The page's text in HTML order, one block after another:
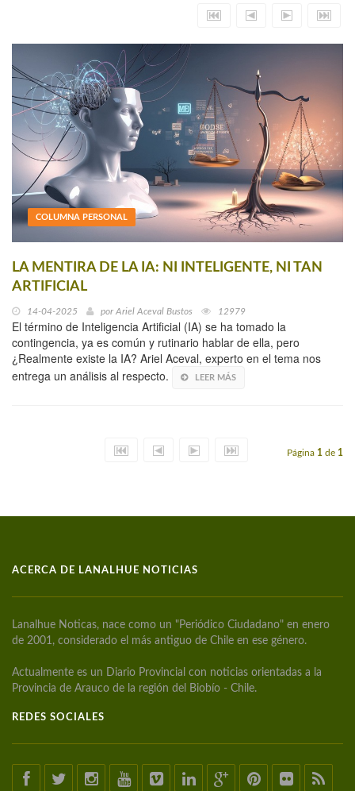
COLUMNA PERSONAL
LA MENTIRA DE LA IA: NI INTELIGENTE, NI TAN
ARTIFICIAL
14-04-2025 por Ariel Aceval Bustos 12979
El término de Inteligencia Artificial (IA) se ha tomado la
contingencia, ya es común y rutinario hablar de ella, pero
¿Realmente existe la IA? Ariel Aceval, experto en el tema nos
entrega un análisis al respecto.
LEER MÁS
Página 1 de 1
ACERCA DE LANALHUE NOTICIAS
Lanalhue Noticas, nace como un "Periódico Ciudadano" en enero
de 2001, considerado el más antiguo de Chile en ese género.
Actualmente es un Diario Provincial con noticias orientadas a la
Provincia de Arauco de la región del Biobío - Chile.
REDES SOCIALES